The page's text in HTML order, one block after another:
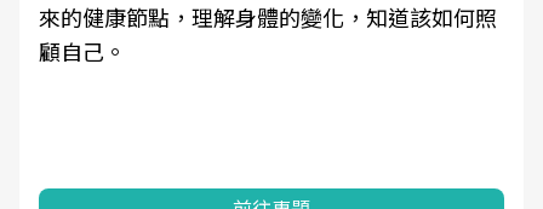
來的健康節點，理解身體的變化，知道該如何照
顧自己。